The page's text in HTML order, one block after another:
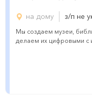
на дому з/п не
Мы создаем музеи,
делаем их цифровыми с